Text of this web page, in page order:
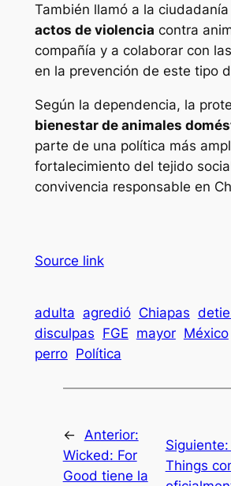
También llamó a la ciudadanía
actos de violencia contra
compañía y a colaborar con
en la prevención de este tipo
Según la dependencia, la
bienestar de animales
parte de una política más
fortalecimiento del tejido
convivencia responsable en
Source link
adulta agredió Chiapas
disculpas FGE mayor México
perro Política
← Anterior:
Wicked: For
Good tiene la
Siguiente:
Things